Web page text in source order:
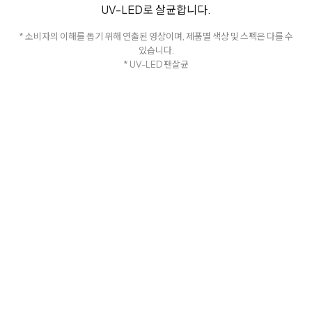
UV-LED로 살균합니다.
* 소비자의 이해를 돕기 위해 연출된 영상이며, 제품별 색상 및 스펙은 다를 수
있습니다.
* UV-LED 팬살균